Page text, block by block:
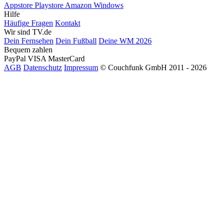
Appstore Playstore Amazon Windows
Hilfe
Häufige Fragen Kontakt
Wir sind TV.de
Dein Fernsehen Dein Fußball Deine WM 2026
Bequem zahlen
PayPal VISA MasterCard
AGB Datenschutz Impressum © Couchfunk GmbH 2011 - 2026